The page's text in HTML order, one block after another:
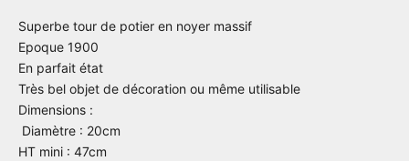
Superbe tour de potier en noyer massif
Epoque 1900
En parfait état
Très bel objet de décoration ou même utilisable
Dimensions :
Diamètre : 20cm
HT mini : 47cm